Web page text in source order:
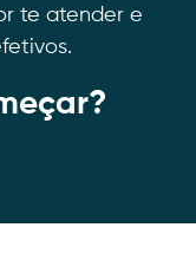
te atender e